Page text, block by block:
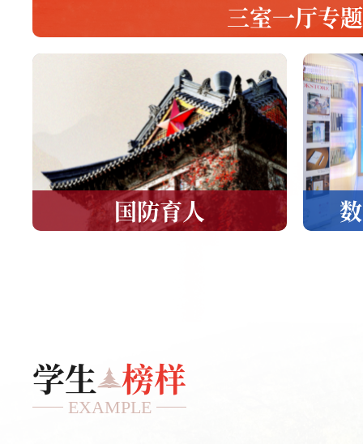
三室一厅专题
点击进入
国防育人
点击进入
学生 榜样
EXAMPLE